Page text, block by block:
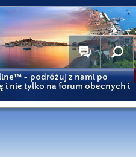
- podróżuj z nami po
i nie tylko na forum obecnych i